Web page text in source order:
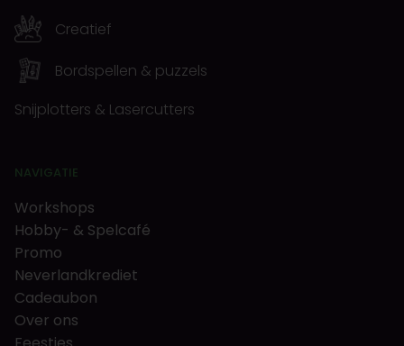
Creatief
Bordspellen & puzzels
Snijplotters & Lasercutters
NAVIGATIE
Workshops
Hobby- & Spelcafé
Promo
Neverlandkrediet
Cadeaubon
Over ons